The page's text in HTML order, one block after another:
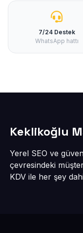
7/24 Destek
WhatsApp hattı
Keklikoğlu
Yerel SEO ve
çevresindeki
KDV ile her şey